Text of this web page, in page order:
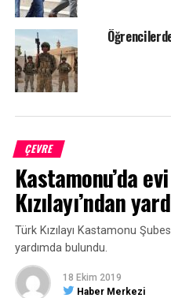
ÇEVRE
Kastamonu’da
Kızılayı’ndan
Türk Kızılayı Kastamonu
yardımda bulundu.
18 Ekim 2019
Haber Merkezi